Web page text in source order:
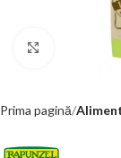
Faceți click
Prima pagină